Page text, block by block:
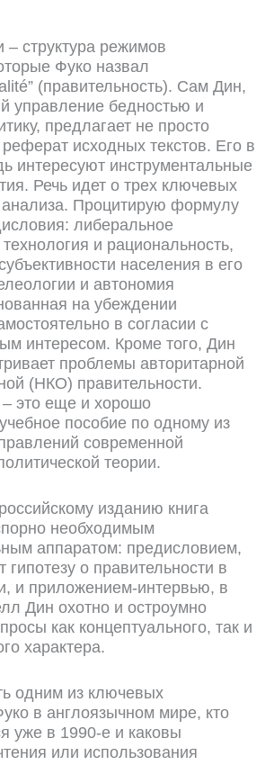
– структура режимов
Фуко назвал
(правительность). Сам Дин,
управление бедностью и
предлагает не просто
реферат исходных текстов. Его в
интересуют инструментальные
Речь идет о трех ключевых
Процитирую формулу
либеральное
и рациональность,
населения в его
и автономия
на убеждении
в согласии с
интересом. Кроме того, Дин
проблемы авторитарной
(НКО) правительности.
– это еще и хорошо
пособие по одному из
современной
теории.
изданию книга
необходимым
аппаратом: предисловием,
гипотезу о правительности в
и приложением-интервью, в
Дин охотно и остроумно
как концептуального, так и
характера.
одним из ключевых
в англоязычном мире, кто
уже в 1990-е и каковы
или использования